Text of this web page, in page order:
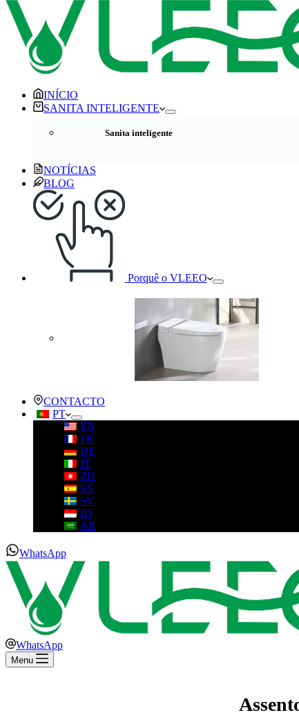
INÍCIO
SANITA INTELIGENTE
Sanita inteligente
NOTÍCIAS
BLOG
Porquê o VLEEO
CONTACTO
PT
EN
FR
DE
IT
ZH
ES
SV
ID
AR
WhatsApp
WhatsApp
Menu